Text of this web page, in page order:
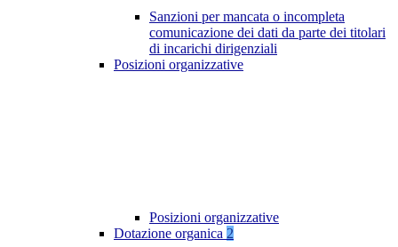
Sanzioni per mancata o incompleta
comunicazione dei dati da parte dei titolari
di incarichi dirigenziali
Posizioni organizzative
Posizioni organizzative
Dotazione organica 2